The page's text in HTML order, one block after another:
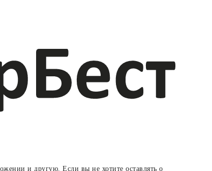
и другую. Если вы не хотите оставлять о